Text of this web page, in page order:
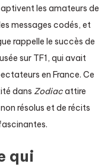
les amateurs de
messages codés, et
rappelle le succès de
sur TF1, qui avait
en France. Ce
dans Zodiacattire
résolus et de récits
qui